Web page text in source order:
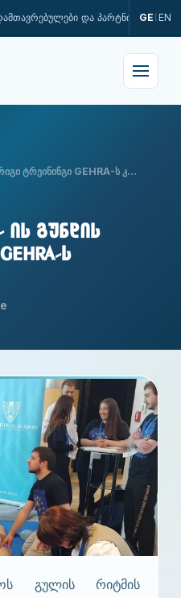
და პარტნიორები
GE EN
ტრეინინგი GEHRA-ს კ…
ის გუნდის
ს
გულის რიტმის